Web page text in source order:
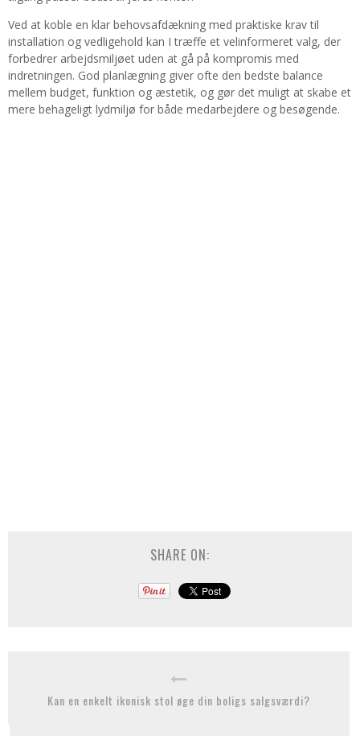
Ved at koble en klar behovsafdækning med praktiske krav til
installation og vedligehold kan I træffe et velinformeret valg, der
forbedrer arbejdsmiljøet uden at gå på kompromis med
indretningen. God planlægning giver ofte den bedste balance
mellem budget, funktion og æstetik, og gør det muligt at skabe et
mere behageligt lydmiljø for både medarbejdere og besøgende.
SHARE ON:
Kan en enkelt ikonisk stol øge din boligs salgsværdi?